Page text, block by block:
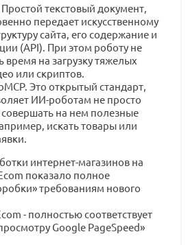
текстовый документ,
передает искусственному
сайта, его содержание и
(API). При этом роботу не
время на загрузку тяжелых
или скриптов.
Это открытый стандарт,
ИИ-роботам не просто
совершать на нем полезные
искать товары или
интернет-магазинов на
показало полное
требованиям нового